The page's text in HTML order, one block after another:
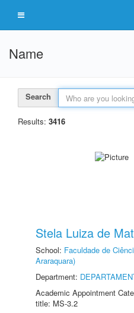
Name
Search
Results: 3416
Stela Luiza de
School: Faculdade de
Araraquara)
Department:
Academic Appointment
title: MS-3.2